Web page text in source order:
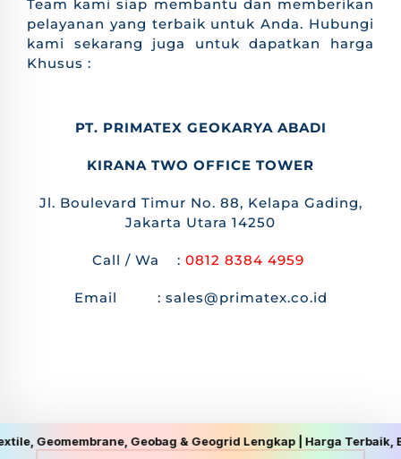
Team kami siap membantu dan memberikan
pelayanan yang terbaik untuk Anda. Hubungi
kami sekarang juga untuk dapatkan harga
Khusus :
PT. PRIMATEX GEOKARYA ABADI
KIRANA TWO OFFICE TOWER
Jl. Boulevard Timur No. 88, Kelapa Gading,
Jakarta Utara 14250
Call / Wa : 0812 8384 4959
Email : sales@primatex.co.id
Geobag & Geogrid Lengkap | Harga Terbaik, Berkualitas,